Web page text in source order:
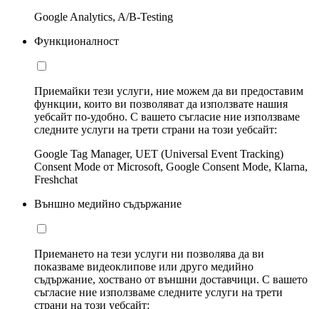
Google Analytics, A/B-Testing
Функционалност
Приемайки тези услуги, ние можем да ви предоставим
функции, които ви позволяват да използвате нашия
уебсайт по-удобно. С вашето съгласие ние използваме
следните услуги на трети страни на този уебсайт:
Google Tag Manager, UET (Universal Event Tracking)
Consent Mode от Microsoft, Google Consent Mode, Klarna,
Freshchat
Външно медийно съдържание
Приемането на тези услуги ни позволява да ви
показваме видеоклипове или друго медийно
съдържание, хоствано от външни доставчици. С вашето
съгласие ние използваме следните услуги на трети
страни на този уебсайт: